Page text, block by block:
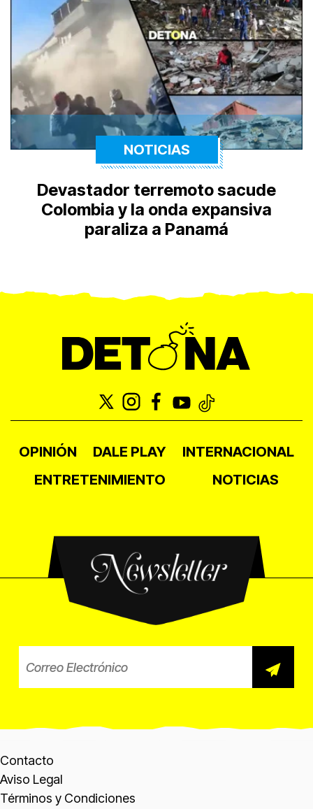
NOTICIAS
Devastador terremoto sacude
Colombia y la onda expansiva
paraliza a Panamá
OPINIÓN DALE PLAY
INTERNACIONAL
ENTRETENIMIENTO
NOTICIAS
Newsletter
Contacto
Aviso Legal
Términos y Condiciones